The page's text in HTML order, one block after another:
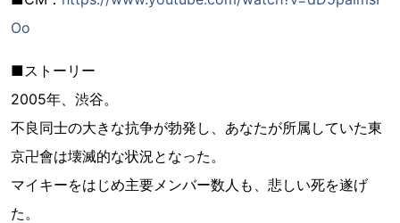
Oo
■ストーリー
2005年、渋谷。
不良同士の大きな抗争が勃発し、あなたが所属していた東
京卍會は壊滅的な状況となった。
マイキーをはじめ主要メンバー数人も、悲しい死を遂げ
た。